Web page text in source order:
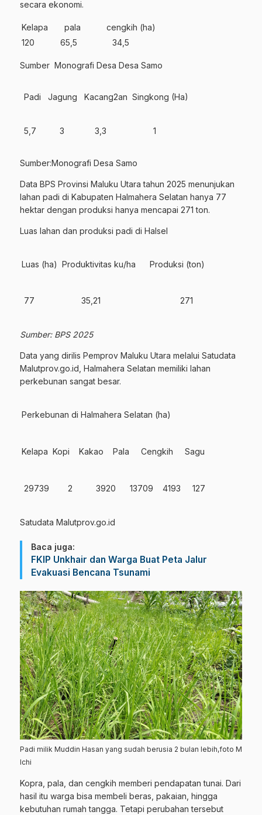
secara ekonomi.
Kelapa pala cengkih (ha)
120 65,5 34,5
Sumber Monografi Desa Desa Samo
Padi Jagung Kacang2an Singkong (Ha)
5,7 3 3,3 1
Sumber:Monografi Desa Samo
Data BPS Provinsi Maluku Utara tahun 2025 menunjukan
lahan padi di Kabupaten Halmahera Selatan hanya 77
hektar dengan produksi hanya mencapai 271 ton.
Luas lahan dan produksi padi di Halsel
Luas (ha) Produktivitas ku/ha Produksi (ton)
77 35,21 271
Sumber: BPS 2025
Data yang dirilis Pemprov Maluku Utara melalui Satudata
Malutprov.go.id, Halmahera Selatan memiliki lahan
perkebunan sangat besar.
Perkebunan di Halmahera Selatan (ha)
Kelapa Kopi Kakao Pala Cengkih Sagu
29739 2 3920 13709 4193 127
Satudata Malutprov.go.id
Baca juga:
FKIP Unkhair dan Warga Buat Peta Jalur
Evakuasi Bencana Tsunami
Padi milik Muddin Hasan yang sudah berusia 2 bulan lebih,foto M
Ichi
Kopra, pala, dan cengkih memberi pendapatan tunai. Dari
hasil itu warga bisa membeli beras, pakaian, hingga
kebutuhan rumah tangga. Tetapi perubahan tersebut